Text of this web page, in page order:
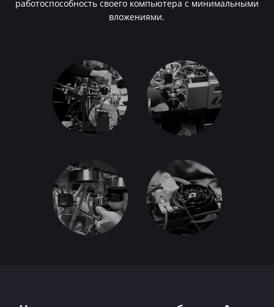
работоспособность своего компьютера с минимальными
вложениями.